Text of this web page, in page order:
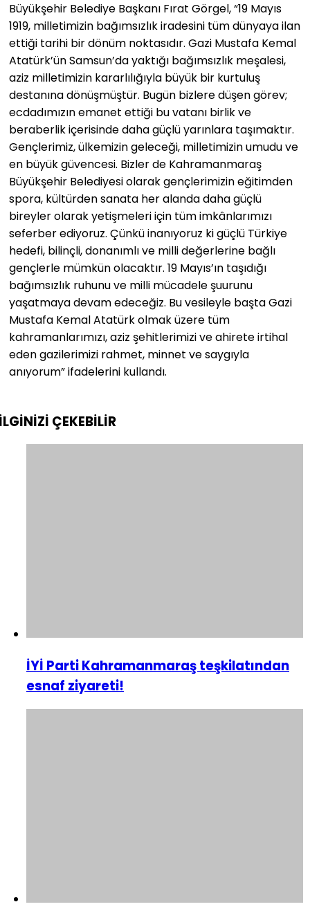
Büyükşehir Belediye Başkanı Fırat Görgel, “19 Mayıs
1919, milletimizin bağımsızlık iradesini tüm dünyaya ilan
ettiği tarihi bir dönüm noktasıdır. Gazi Mustafa Kemal
Atatürk’ün Samsun’da yaktığı bağımsızlık meşalesi,
aziz milletimizin kararlılığıyla büyük bir kurtuluş
destanına dönüşmüştür. Bugün bizlere düşen görev;
ecdadımızın emanet ettiği bu vatanı birlik ve
beraberlik içerisinde daha güçlü yarınlara taşımaktır.
Gençlerimiz, ülkemizin geleceği, milletimizin umudu ve
en büyük güvencesi. Bizler de Kahramanmaraş
Büyükşehir Belediyesi olarak gençlerimizin eğitimden
spora, kültürden sanata her alanda daha güçlü
bireyler olarak yetişmeleri için tüm imkânlarımızı
seferber ediyoruz. Çünkü inanıyoruz ki güçlü Türkiye
hedefi, bilinçli, donanımlı ve milli değerlerine bağlı
gençlerle mümkün olacaktır. 19 Mayıs’ın taşıdığı
bağımsızlık ruhunu ve milli mücadele şuurunu
yaşatmaya devam edeceğiz. Bu vesileyle başta Gazi
Mustafa Kemal Atatürk olmak üzere tüm
kahramanlarımızı, aziz şehitlerimizi ve ahirete irtihal
eden gazilerimizi rahmet, minnet ve saygıyla
anıyorum” ifadelerini kullandı.
ÇEKEBİLİR
İYİ Parti Kahramanmaraş teşkilatından
esnaf ziyareti!